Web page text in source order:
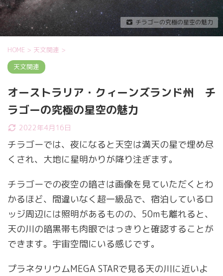
リー
チラゴーの究極の星空の魅力
HOME > 天文関連 >
天文関連
オーストラリア・クィーンズランド州 チ
ラゴーの究極の星空の魅力
2022年4月16日
チラゴーでは、夜になると天空は満天の星で埋め尽
くされ、大地に星明かりが降り注ぎます。
チラゴーでの夜空の暗さは画像を見ていただくとわ
かるほど、間違いなく超一級品で、宿泊しているロ
ッジ周辺には照明があるものの、50mも離れると、
天の川の暗黒帯も肉眼ではっきりと確認することが
できます。宇宙空間にいる感じです。
プラネタリウムMEGA STARで見る天の川に近いよ